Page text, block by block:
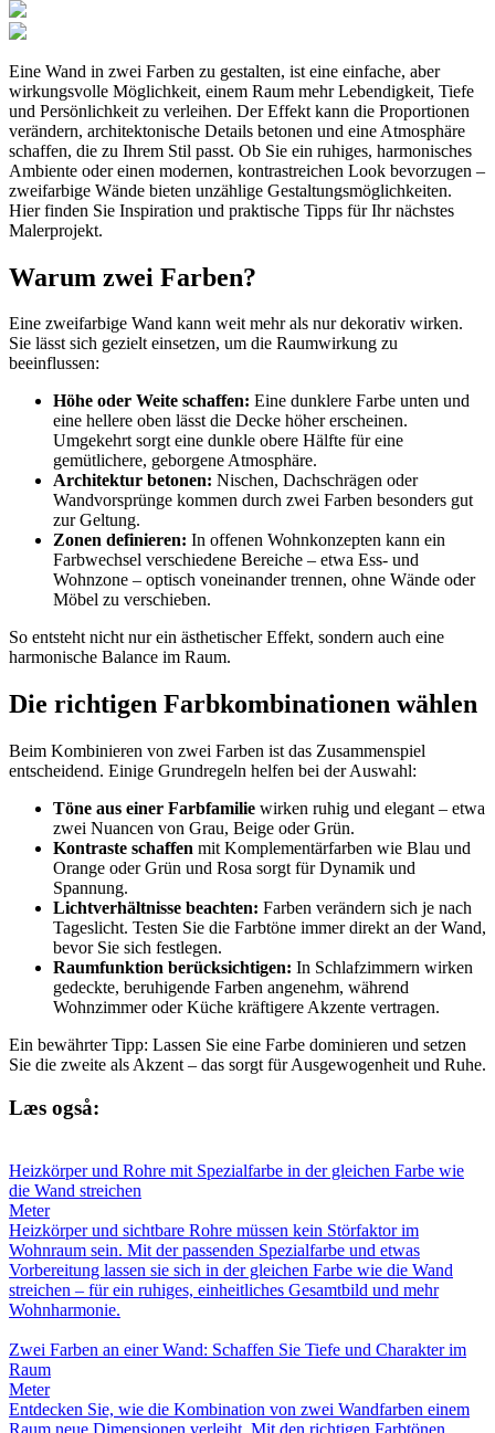
Eine Wand in zwei Farben zu gestalten, ist eine einfache, aber
wirkungsvolle Möglichkeit, einem Raum mehr Lebendigkeit, Tiefe
und Persönlichkeit zu verleihen. Der Effekt kann die Proportionen
verändern, architektonische Details betonen und eine Atmosphäre
schaffen, die zu Ihrem Stil passt. Ob Sie ein ruhiges, harmonisches
Ambiente oder einen modernen, kontrastreichen Look bevorzugen –
zweifarbige Wände bieten unzählige Gestaltungsmöglichkeiten.
Hier finden Sie Inspiration und praktische Tipps für Ihr nächstes
Malerprojekt.
Warum zwei Farben?
Eine zweifarbige Wand kann weit mehr als nur dekorativ wirken.
Sie lässt sich gezielt einsetzen, um die Raumwirkung zu
beeinflussen:
Höhe oder Weite schaffen: Eine dunklere Farbe unten und
eine hellere oben lässt die Decke höher erscheinen.
Umgekehrt sorgt eine dunkle obere Hälfte für eine
gemütlichere, geborgene Atmosphäre.
Architektur betonen: Nischen, Dachschrägen oder
Wandvorsprünge kommen durch zwei Farben besonders gut
zur Geltung.
Zonen definieren: In offenen Wohnkonzepten kann ein
Farbwechsel verschiedene Bereiche – etwa Ess- und
Wohnzone – optisch voneinander trennen, ohne Wände oder
Möbel zu verschieben.
So entsteht nicht nur ein ästhetischer Effekt, sondern auch eine
harmonische Balance im Raum.
Die richtigen Farbkombinationen wählen
Beim Kombinieren von zwei Farben ist das Zusammenspiel
entscheidend. Einige Grundregeln helfen bei der Auswahl:
Töne aus einer Farbfamilie wirken ruhig und elegant – etwa
zwei Nuancen von Grau, Beige oder Grün.
Kontraste schaffen mit Komplementärfarben wie Blau und
Orange oder Grün und Rosa sorgt für Dynamik und
Spannung.
Lichtverhältnisse beachten: Farben verändern sich je nach
Tageslicht. Testen Sie die Farbtöne immer direkt an der Wand,
bevor Sie sich festlegen.
Raumfunktion berücksichtigen: In Schlafzimmern wirken
gedeckte, beruhigende Farben angenehm, während
Wohnzimmer oder Küche kräftigere Akzente vertragen.
Ein bewährter Tipp: Lassen Sie eine Farbe dominieren und setzen
Sie die zweite als Akzent – das sorgt für Ausgewogenheit und Ruhe.
Læs også:
Heizkörper und Rohre mit Spezialfarbe in der gleichen Farbe wie
die Wand streichen
Meter
Heizkörper und sichtbare Rohre müssen kein Störfaktor im
Wohnraum sein. Mit der passenden Spezialfarbe und etwas
Vorbereitung lassen sie sich in der gleichen Farbe wie die Wand
streichen – für ein ruhiges, einheitliches Gesamtbild und mehr
Wohnharmonie.
Zwei Farben an einer Wand: Schaffen Sie Tiefe und Charakter im
Raum
Meter
Entdecken Sie, wie die Kombination von zwei Wandfarben einem
Raum neue Dimensionen verleiht. Mit den richtigen Farbtönen,